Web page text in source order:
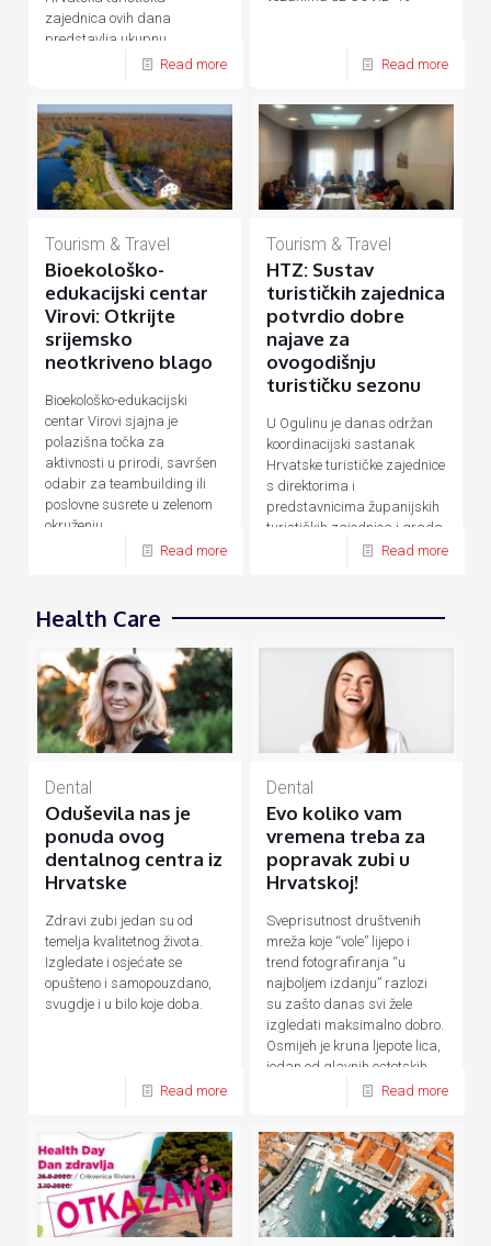
zajednica ovih dana
predstavlja ukupnu
hrvatsku turističku ponudu
Read more Read more
Tourism & Travel
Bioekološko-
edukacijski centar
Virovi: Otkrijte
srijemsko
neotkriveno blago
Bioekološko-edukacijski
centar Virovi sjajna je
polazišna točka za
aktivnosti u prirodi, savršen
odabir za teambuilding ili
poslovne susrete u zelenom
okruženju.
Read more
Tourism & Travel
HTZ: Sustav
turističkih zajednica
potvrdio dobre
najave za
ovogodišnju
turističku sezonu
U Ogulinu je danas održan
koordinacijski sastanak
Hrvatske turističke zajednice
s direktorima i
predstavnicima županijskih
turističkih zajednica i grada
Read more
Health Care
Dental
Oduševila nas je
ponuda ovog
dentalnog centra iz
Hrvatske
Zdravi zubi jedan su od
temelja kvalitetnog života.
Izgledate i osjećate se
opušteno i samopouzdano,
svugdje i u bilo koje doba.
Read more
Dental
Evo koliko vam
vremena treba za
popravak zubi u
Hrvatskoj!
Sveprisutnost društvenih
mreža koje “vole” lijepo i
trend fotografiranja “u
najboljem izdanju” razlozi
su zašto danas svi žele
izgledati maksimalno dobro.
Osmijeh je kruna ljepote lica,
jedan od glavnih estetskih
Read more